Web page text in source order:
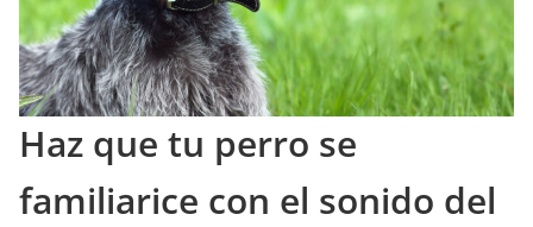
Haz que tu perro se
familiarice con el sonido del